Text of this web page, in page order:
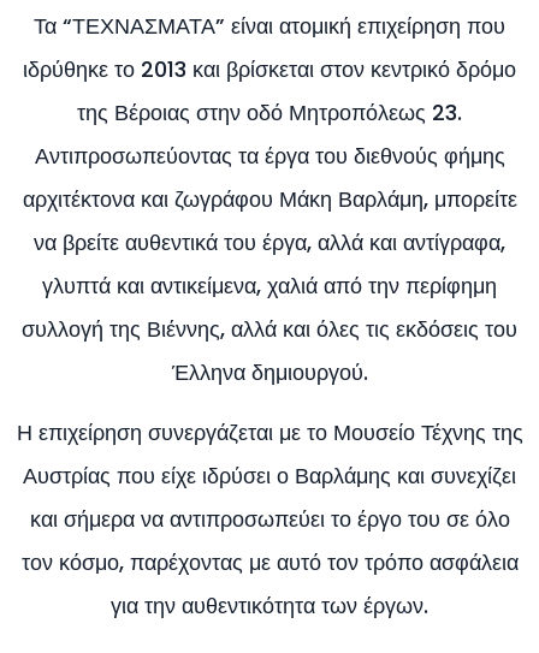
Τα “ΤΕΧΝΑΣΜΑΤΑ” είναι ατομική επιχείρηση που
ιδρύθηκε το 2013 και βρίσκεται στον κεντρικό δρόμο
της Βέροιας στην οδό Μητροπόλεως 23.
Αντιπροσωπεύοντας τα έργα του διεθνούς φήμης
αρχιτέκτονα και ζωγράφου Μάκη Βαρλάμη, μπορείτε
να βρείτε αυθεντικά του έργα, αλλά και αντίγραφα,
γλυπτά και αντικείμενα, χαλιά από την περίφημη
συλλογή της Βιέννης, αλλά και όλες τις εκδόσεις του
Έλληνα δημιουργού.
Η επιχείρηση συνεργάζεται με το Μουσείο Τέχνης της
Αυστρίας που είχε ιδρύσει ο Βαρλάμης και συνεχίζει
και σήμερα να αντιπροσωπεύει το έργο του σε όλο
τον κόσμο, παρέχοντας με αυτό τον τρόπο ασφάλεια
για την αυθεντικότητα των έργων.